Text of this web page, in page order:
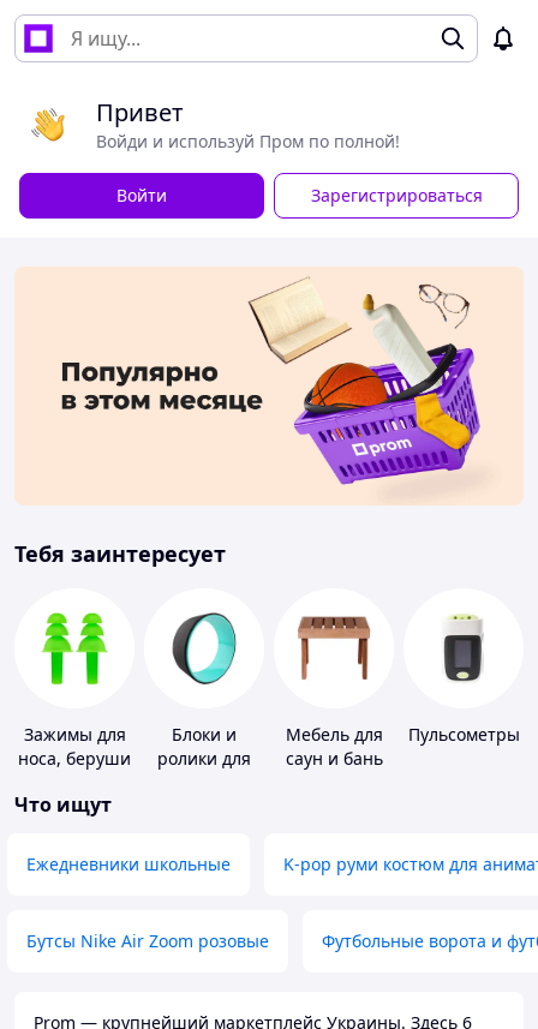
Привет
Войди и используй Пром по полной!
Войти Зарегистрироваться
Тебя заинтересует
Зажимы для
носа, беруши
Блоки и
ролики для
Мебель для
саун и бань
Пульсометры
Что ищут
Ежедневники школьные K-pop руми костюм для
Бутсы Nike Air Zoom розовые Футбольные ворота и
Prom — крупнейший маркетплейс Украины. Здесь 6